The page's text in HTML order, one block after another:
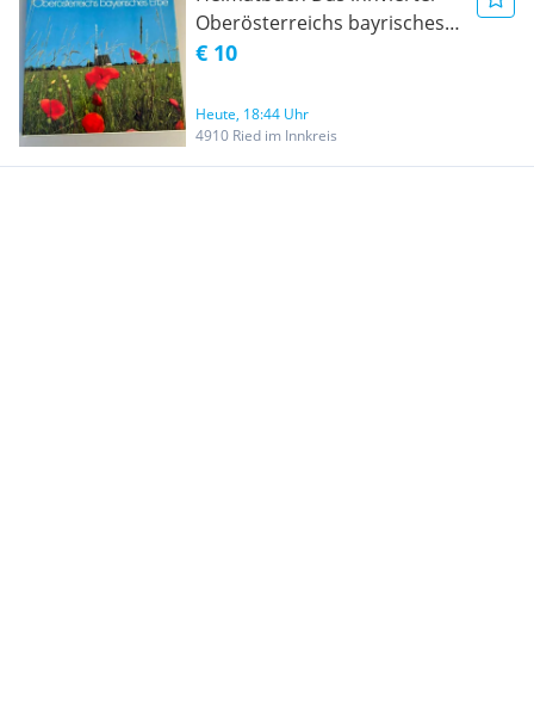
Oberösterreichs bayrisches
Erbe 1983 mit 180 Seiten und
€ 10
Heute, 18:44 Uhr
4910 Ried im Innkreis